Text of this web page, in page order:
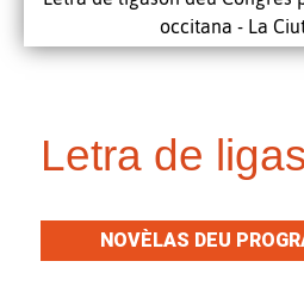
occitana - La
Letra de
NOVÈLAS DEU